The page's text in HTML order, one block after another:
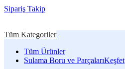
Sipariş Takip
Tüm Kategoriler
Tüm Ürünler
Sulama Boru ve ParçalarıKeşfet